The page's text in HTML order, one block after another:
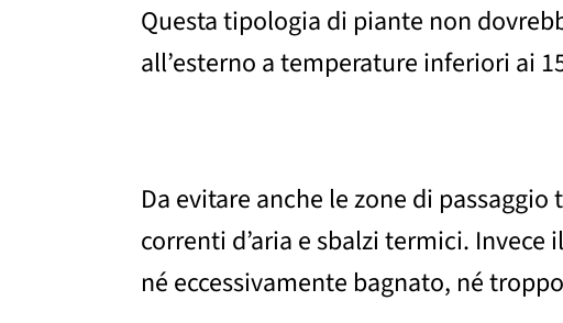
Questa tipologia di piante non
all’esterno a temperature inferiori ai
Da evitare anche le zone di
correnti d’aria e sbalzi termici. Invece
né eccessivamente bagnato, né